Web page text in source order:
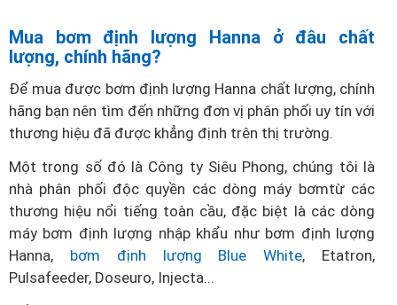
Mua bơm định lượng Hanna ở đâu chất
lượng, chính hãng?
Để mua được bơm định lượng Hanna chất lượng, chính
hãng bạn nên tìm đến những đơn vị phân phối uy tín với
thương hiệu đã được khẳng định trên thị trường.
Một trong số đó là Công ty Siêu Phong, chúng tôi là
nhà phân phối độc quyền các dòng máy bơmtừ các
thương hiệu nổi tiếng toàn cầu, đặc biệt là các dòng
máy bơm định lượng nhập khẩu như bơm định lượng
Hanna, bơm định lượng Blue White, Etatron,
Pulsafeeder, Doseuro, Injecta...